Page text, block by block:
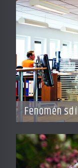
Fenomén